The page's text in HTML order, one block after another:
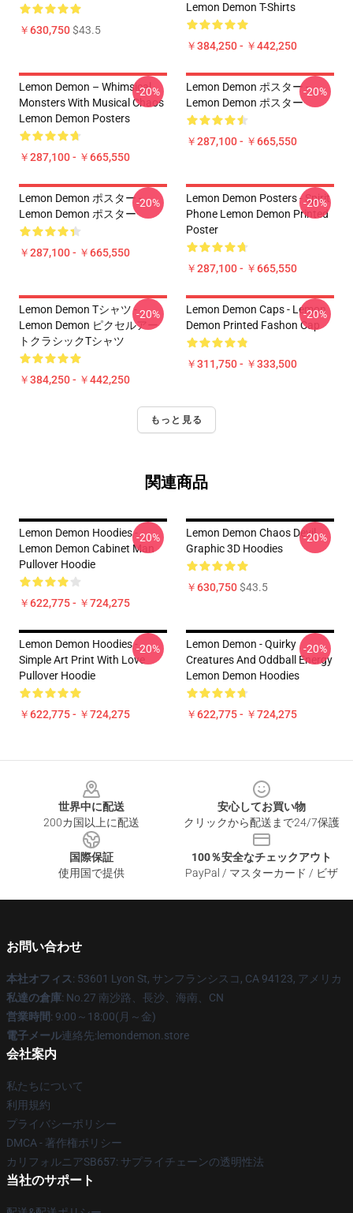
￥630,750$43.5
Lemon Demon T-Shirts
￥384,250 - ￥442,250
Lemon Demon – Whimsical
Monsters With Musical Chaos
Lemon Demon Posters
￥287,100 - ￥665,550
-20%
Lemon Demon ポスター -
Lemon Demon ポスター
￥287,100 - ￥665,550
-20%
Lemon Demon ポスター -
Lemon Demon ポスター
￥287,100 - ￥665,550
-20%
Lemon Demon Posters - Spirit
Phone Lemon Demon Printed
Poster
￥287,100 - ￥665,550
-20%
Lemon Demon Tシャツ -
Lemon Demon ピクセルアー
トクラシックTシャツ
￥384,250 - ￥442,250
-20%
Lemon Demon Caps - Lemon
Demon Printed Fashon Cap
￥311,750 - ￥333,500
-20%
もっと見る
関連商品
Lemon Demon Hoodies -
Lemon Demon Cabinet Man
Pullover Hoodie
￥622,775 - ￥724,275
-20%
Lemon Demon Chaos Devil
Graphic 3D Hoodies
￥630,750$43.5
-20%
Lemon Demon Hoodies -
Simple Art Print With Love
Pullover Hoodie
￥622,775 - ￥724,275
-20%
Lemon Demon - Quirky
Creatures And Oddball Energy
Lemon Demon Hoodies
￥622,775 - ￥724,275
-20%
世界中に配送
200カ国以上に配送
安心してお買い物
クリックから配送まで24/7保護
国際保証
使用国で提供
100％安全なチェックアウト
PayPal / マスターカード / ビザ
お問い合わせ
本社オフィス: 53601 Lyon St, サンフランシスコ, CA 94123, アメリカ
私達の倉庫: No.27 南沙路、長沙、海南、CN
営業時間: 9:00～18:00(月～金)
電子メール連絡先:lemondemon.store
会社案内
私たちについて
利用規約
プライバシーポリシー
DMCA - 著作権ポリシー
カリフォルニアSB657: サプライチェーンの透明性法
当社のサポート